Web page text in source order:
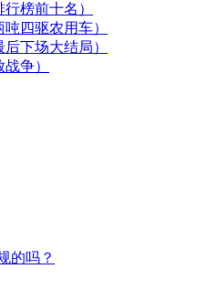
榜前十名）
四驱农用车）
下场大结局）
争）
的吗？